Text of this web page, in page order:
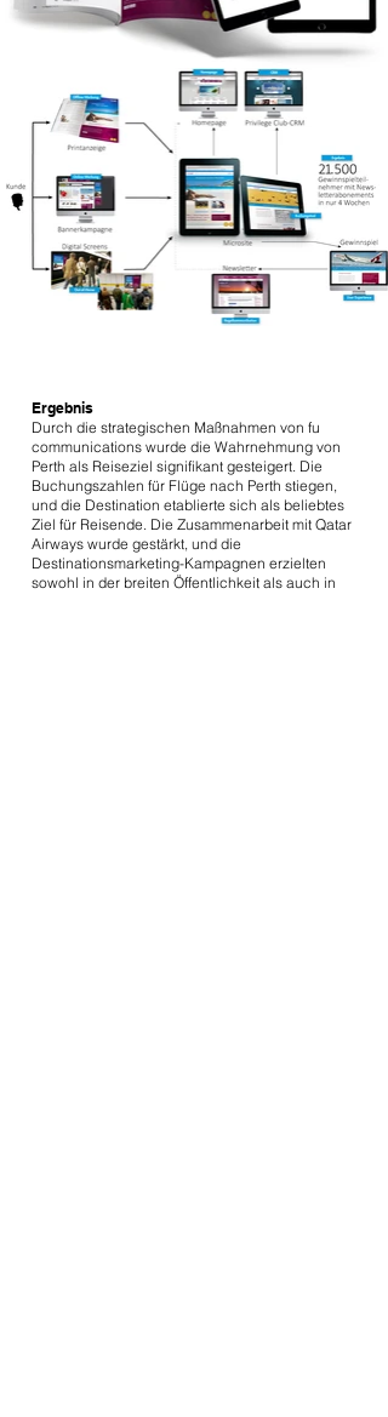
Ergebnis
Durch die strategischen Maßnahmen von fu
communications wurde die Wahrnehmung von
Perth als Reiseziel signifikant gesteigert. Die
Buchungszahlen für Flüge nach Perth stiegen,
und die Destination etablierte sich als beliebtes
Ziel für Reisende. Die Zusammenarbeit mit Qatar
Airways wurde gestärkt, und die
Destinationsmarketing-Kampagnen erzielten
sowohl in der breiten Öffentlichkeit als auch in